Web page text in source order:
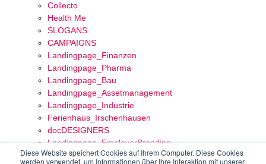
Diese Website speichert Cookies auf Ihrem Computer. Diese Cookies
werden verwendet, um Informationen über Ihre Interaktion mit unserer
Collecto
Health Me
SLOGANS
CAMPAIGNS
Landingpage_Finanzen
Landingpage_Pharma
Landingpage_Bau
Landingpage_Assetmanagement
Landingpage_Industrie
Ferienhaus_Irschenhausen
docDESIGNERS
Landingpage_EmployerBranding
Landingpage_IT